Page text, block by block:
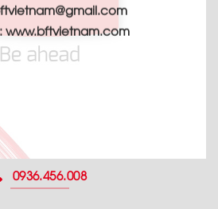
www.bftvietnam.com
0936.456.008